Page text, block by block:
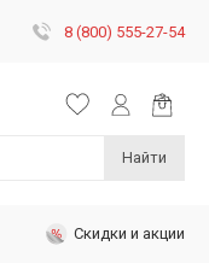
8 (800) 555-27-54
Найти
Скидки и акции